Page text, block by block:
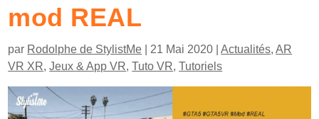
mod REAL
par Rodolphe de StylistMe 21 Mai 2020 |Actualités,AR
VR XR,Jeux & App VR,Tuto VR,Tutoriels